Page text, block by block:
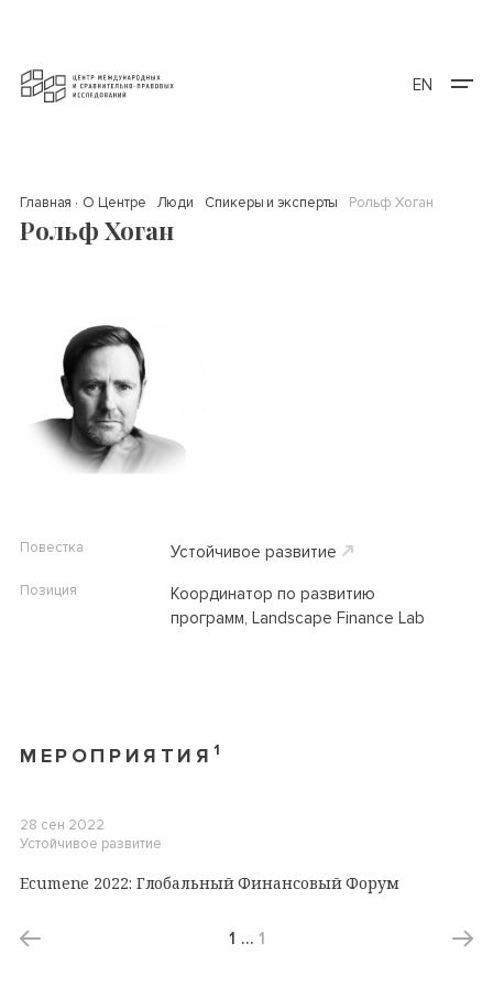
EN
Главная О Центре Люди Спикеры и эксперты Рольф Хоган
Рольф Хоган
Повестка Устойчивое развитие
Позиция
Координатор по развитию
программ, Landscape Finance Lab
МЕРОПРИЯТИЯ 1
28 сен 2022
Устойчивое развитие
Ecumene 2022: Глобальный Финансовый Форум
1 … 1